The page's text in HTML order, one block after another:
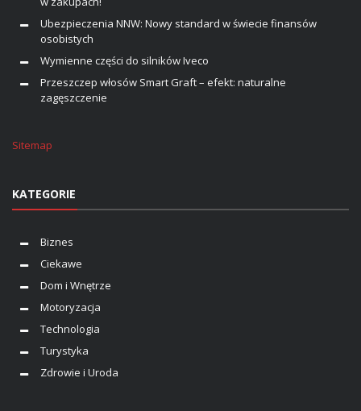
Ubezpieczenia NNW: Nowy standard w świecie finansów
osobistych
Wymienne części do silników Iveco
Przeszczep włosów Smart Graft – efekt: naturalne
zagęszczenie
Sitemap
KATEGORIE
Biznes
Ciekawe
Dom i Wnętrze
Motoryzacja
Technologia
Turystyka
Zdrowie i Uroda